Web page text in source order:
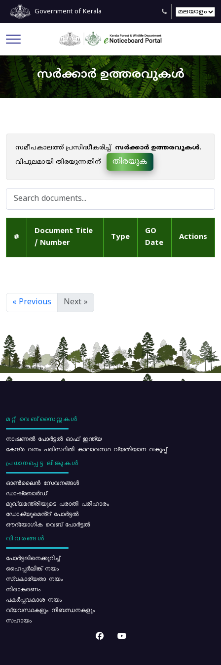
Government of Kerala
സർക്കാർ ഉത്തരവുകൾ
സമീപകാലത്ത് പ്രസിദ്ധീകരിച്ച് സർക്കാർ ഉത്തരവുകൾ.
വിപുലമായി തിരയുന്നതിന്
തിരയുക
#
Document Title
/ Number
Type
GO
Date
Actions
« Previous Next »
മറ്റ് വെബ്സൈറ്റുകൾ
നാഷണൽ പോർട്ടൽ ഓഫ് ഇന്ത്യ
കേന്ദ്ര വനം പരിസ്ഥിതി കാലാവസ്ഥ വ്യതിയാന വകുപ്പ്
പ്രധാനപ്പെട്ട ലിങ്കുകൾ
ഓൺലൈൻ സേവനങ്ങൾ
ഡാഷ്ബോർഡ്
മുഖ്യമന്ത്രിയുടെ പരാതി പരിഹാരം
ഡോക്യുമെൻ്റ് പോർട്ടൽ
ഔദ്യോഗിക വെബ് പോർട്ടൽ
വിവരങ്ങൾ
പോര്‍ട്ടലിനെക്കുറിച്ച്
ഹൈപ്പർലിങ്ക് നയം
സ്വകാര്യതാ നയം
നിരാകരണം
പകർപ്പവകാശ നയം
വ്യവസ്ഥകളും നിബന്ധനകളും
സഹായം